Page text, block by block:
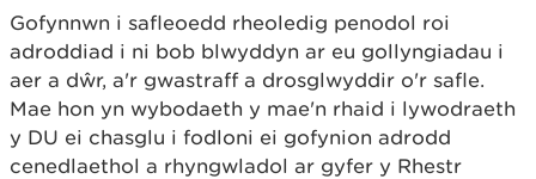
Gofynnwn i safleoedd rheoledig penodol roi
adroddiad i ni bob blwyddyn ar eu gollyngiadau i
aer a dŵr, a'r gwastraff a drosglwyddir o'r safle.
Mae hon yn wybodaeth y mae'n rhaid i lywodraeth
y DU ei chasglu i fodloni ei gofynion adrodd
cenedlaethol a rhyngwladol ar gyfer y Rhestr